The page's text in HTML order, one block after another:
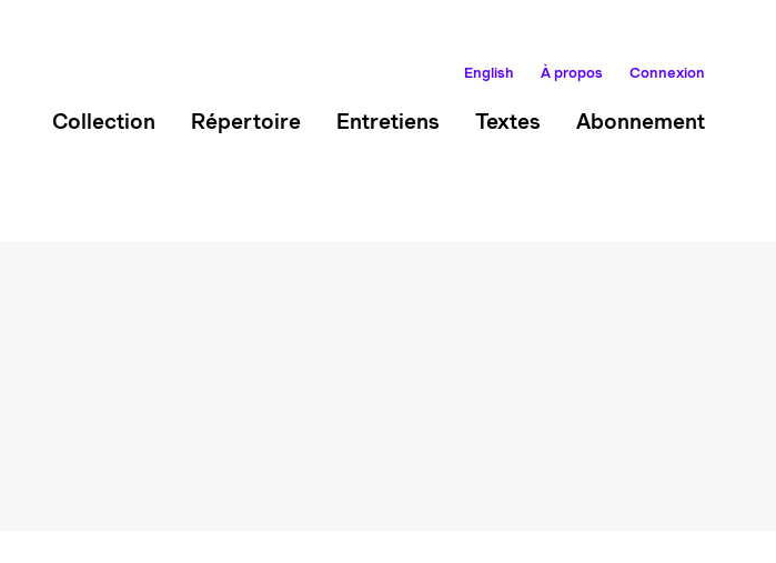
English À propos Connexion
Collection Répertoire Entretiens Textes Abonnement